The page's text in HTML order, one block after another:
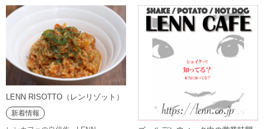
LENN RISOTTO（レンリゾット）
新着情報